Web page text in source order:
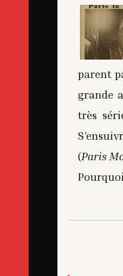
parent
grande
très
(Paris